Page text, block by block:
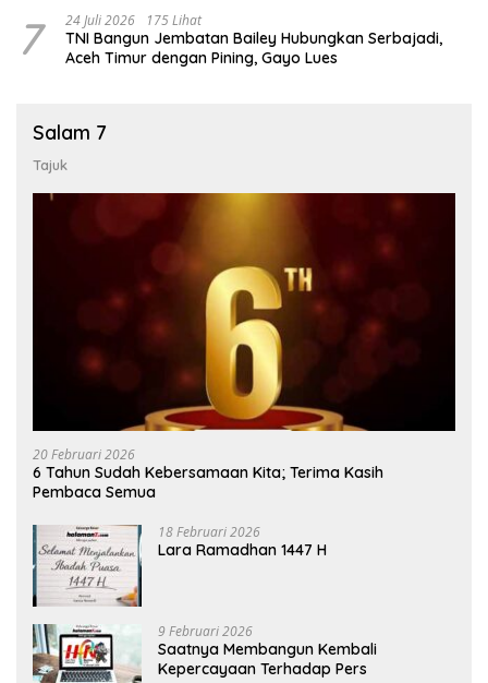
7 24 Juli 2026 175 Lihat
TNI Bangun Jembatan Bailey Hubungkan Serbajadi,
Aceh Timur dengan Pining, Gayo Lues
Salam 7
Tajuk
20 Februari 2026
6 Tahun Sudah Kebersamaan Kita; Terima Kasih
Pembaca Semua
18 Februari 2026
Lara Ramadhan 1447 H
9 Februari 2026
Saatnya Membangun Kembali
Kepercayaan Terhadap Pers